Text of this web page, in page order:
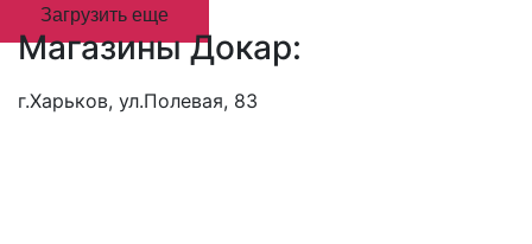
Загрузить еще
Магазины Докар:
г.Харьков, ул.Полевая, 83